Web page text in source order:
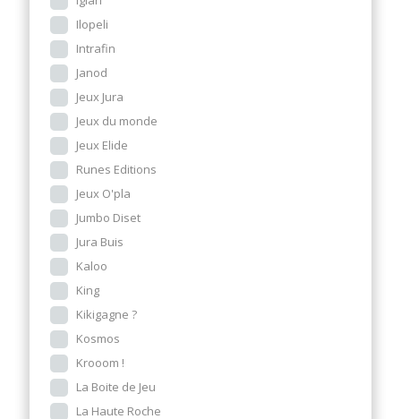
Ilopeli
Intrafin
Janod
Jeux Jura
Jeux du monde
Jeux Elide
Runes Editions
Jeux O'pla
Jumbo Diset
Jura Buis
Kaloo
King
Kikigagne ?
Kosmos
Krooom !
La Boite de Jeu
La Haute Roche